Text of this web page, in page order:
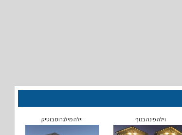
וילה פינה בנוף וילה מילגרוס בוטיק